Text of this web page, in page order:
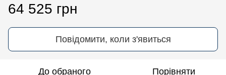
64 525 грн
Повідомити, коли з'явиться
До обраного Порівняти